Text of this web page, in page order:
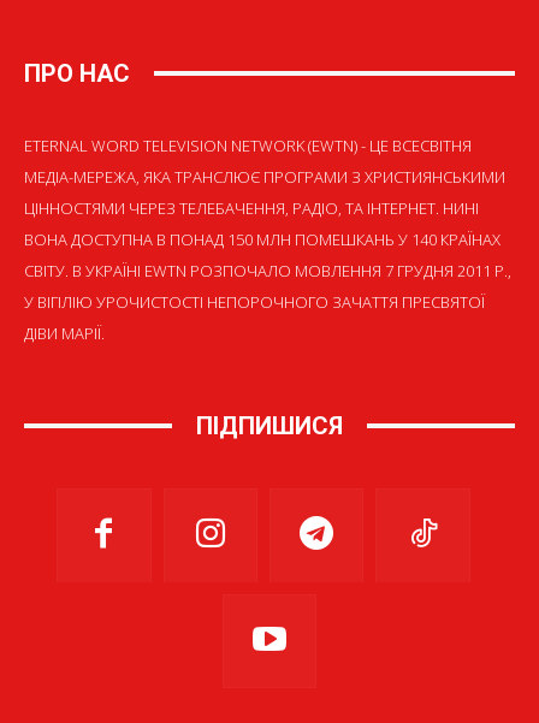
ПРО НАС
ETERNAL WORD TELEVISION NETWORK (EWTN) - ЦЕ ВСЕСВІТНЯ
МЕДІА-МЕРЕЖА, ЯКА ТРАНСЛЮЄ ПРОГРАМИ З ХРИСТИЯНСЬКИМИ
ЦІННОСТЯМИ ЧЕРЕЗ ТЕЛЕБАЧЕННЯ, РАДІО, ТА ІНТЕРНЕТ. НИНІ
ВОНА ДОСТУПНА В ПОНАД 150 МЛН ПОМЕШКАНЬ У 140 КРАЇНАХ
СВІТУ. В УКРАЇНІ EWTN РОЗПОЧАЛО МОВЛЕННЯ 7 ГРУДНЯ 2011 Р.,
У ВІГІЛІЮ УРОЧИСТОСТІ НЕПОРОЧНОГО ЗАЧАТТЯ ПРЕСВЯТОЇ
ДІВИ МАРІЇ.
ПІДПИШИСЯ